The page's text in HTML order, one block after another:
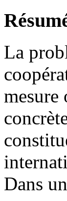
La
mesure
Dans